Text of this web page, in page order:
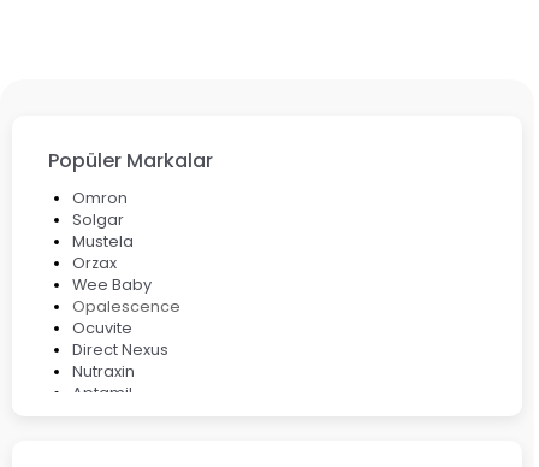
Popüler Markalar
Omron
Solgar
Mustela
Orzax
Wee Baby
Opalescence
Ocuvite
Direct Nexus
Nutraxin
Aptamil